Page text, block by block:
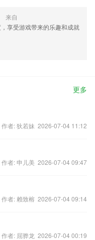
来自
享受游戏带来的乐趣和成就
更多
作者: 狄若妹 2026-07-04 11:12
作者: 申儿美 2026-07-04 09:47
作者: 赖致榕 2026-07-04 09:14
作者: 屈骅龙 2026-07-04 00:19